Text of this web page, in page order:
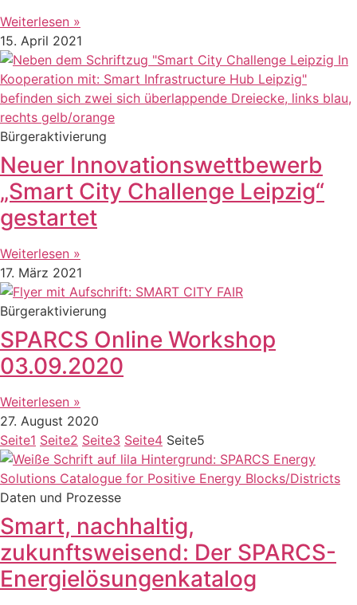
Weiterlesen »
15. April 2021
Bürgeraktivierung
Neuer Innovationswettbewerb
„Smart City Challenge Leipzig“
gestartet
Weiterlesen »
17. März 2021
Bürgeraktivierung
SPARCS Online Workshop
03.09.2020
Weiterlesen »
27. August 2020
Seite1 Seite2 Seite3 Seite4 Seite5
Daten und Prozesse
Smart, nachhaltig,
zukunftsweisend: Der SPARCS-
Energielösungenkatalog